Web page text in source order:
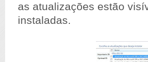
as atualizações estão
instaladas.